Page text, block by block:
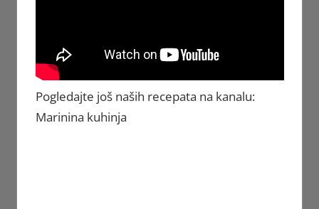
Pogledajte još naših recepata na kanalu:
Marinina kuhinja